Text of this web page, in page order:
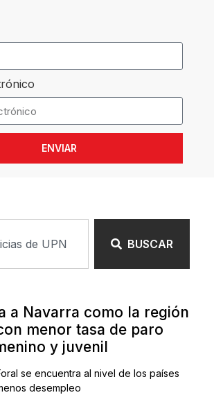
ENVIAR
BUSCAR
a Navarra como la región
menor tasa de paro
y juvenil
se encuentra al nivel de los países
desempleo